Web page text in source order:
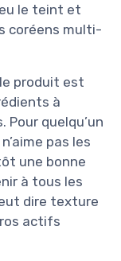
le teint et
coréens multi-
produit est
à
quelqu’un
pas les
une bonne
à tous les
dire texture
actifs